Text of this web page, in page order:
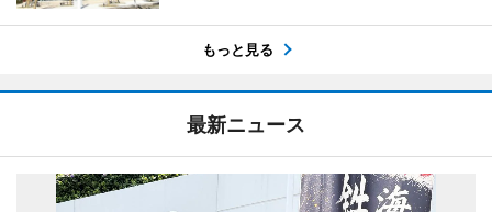
もっと見る
最新ニュース